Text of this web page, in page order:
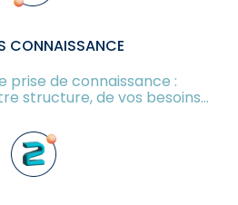
CONNAISSANCE
prise de connaissance :
structure, de vos besoins…